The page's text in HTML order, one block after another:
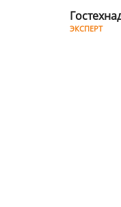
ЭКСПЕРТ